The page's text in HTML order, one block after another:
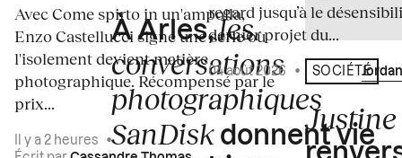
Avec Come spirto in un'ampolla,
Enzo Castellucci signe une série où
l'isolement devient matière
photographique. Récompensé par le
prix...
Il y a 2 heures
•
À Arles,les
conversations
photographiques
SanDisk donnent vie
regard jusqu’à le
dernier projet du...
04 août 2026 • Écrit par
SOCIÉTÉ